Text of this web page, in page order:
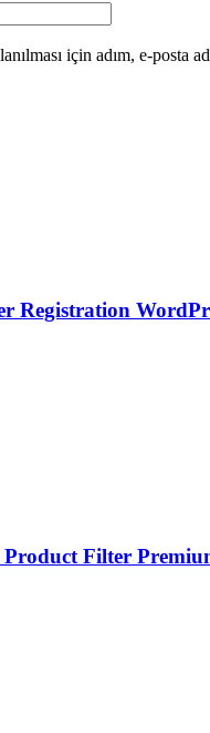
için adım, e-posta
Registration
Filter